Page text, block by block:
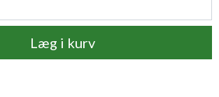
vandingspose 75 liter
Flutter
Læg i kurv